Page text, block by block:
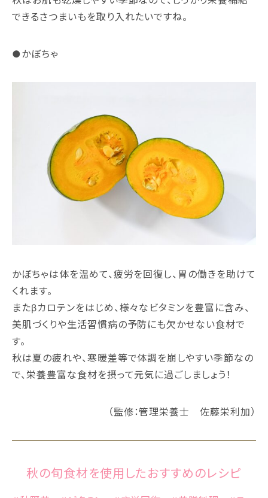
できるさつまいもを取り入れたいですね。
●かぼちゃ
かぼちゃは体を温めて、疲労を回復し、胃の働きを助けて
くれます。
またβカロテンをはじめ、様々なビタミンを豊富に含み、
美肌づくりや生活習慣病の予防にも欠かせない食材で
す。
秋は夏の疲れや、寒暖差等で体調を崩しやすい季節なの
で、栄養豊富な食材を摂って元気に過ごしましょう！
（監修：管理栄養士 佐藤栄利加）
秋の旬食材を使用したおすすめのレシピ